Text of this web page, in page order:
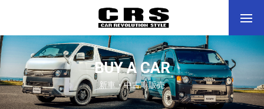
BUY A CAR
新車・中古車販売